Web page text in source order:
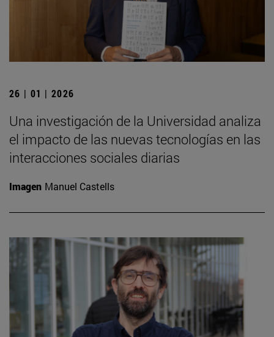
26 | 01 | 2026
Una investigación de la Universidad analiza
el impacto de las nuevas tecnologías en las
interacciones sociales diarias
Imagen Manuel Castells